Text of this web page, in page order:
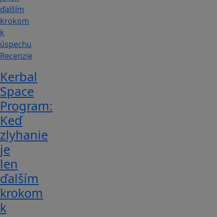
Recenzie
Kerbal
Space
Program:
Keď
zlyhanie
je
len
ďalším
krokom
k